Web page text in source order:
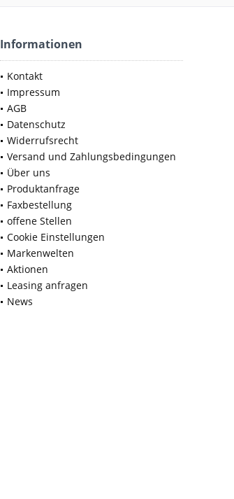
Informationen
Kontakt
Impressum
AGB
Datenschutz
Widerrufsrecht
Versand und Zahlungsbedingungen
Über uns
Produktanfrage
Faxbestellung
offene Stellen
Cookie Einstellungen
Markenwelten
Aktionen
Leasing anfragen
News